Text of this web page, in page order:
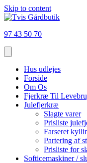
Skip to content
97 43 50 70
Hus udlejes
Forside
Om Os
Fjerkræ Til
Julefjerkræ
Slagte varer
Prisliste
Farseret
Partering af
Prisliste for
Softicemaskiner /